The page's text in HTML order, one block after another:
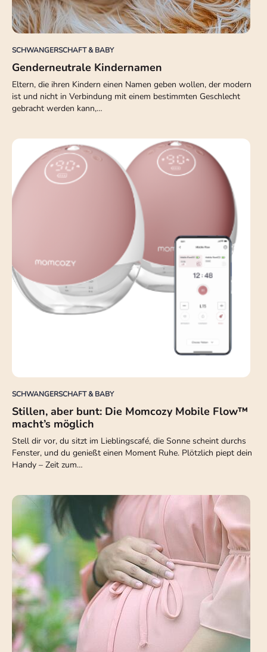
SCHWANGERSCHAFT & BABY
Genderneutrale Kindernamen
Eltern, die ihren Kindern einen Namen geben wollen, der modern
ist und nicht in Verbindung mit einem bestimmten Geschlecht
gebracht werden kann,…
SCHWANGERSCHAFT & BABY
Stillen, aber bunt: Die Momcozy Mobile Flow™
macht’s möglich
Stell dir vor, du sitzt im Lieblingscafé, die Sonne scheint durchs
Fenster, und du genießt einen Moment Ruhe. Plötzlich piept dein
Handy – Zeit zum…